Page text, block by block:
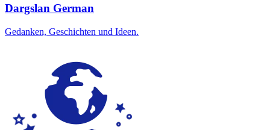
Dargslan German
Gedanken, Geschichten und Ideen.